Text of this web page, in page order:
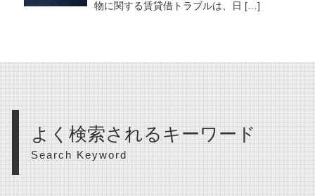
物に関する賃貸借トラブルは、日 […]
よく検索されるキーワード
Search Keyword